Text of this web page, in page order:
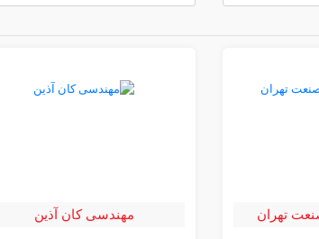
تهران مهندسی کان آذین